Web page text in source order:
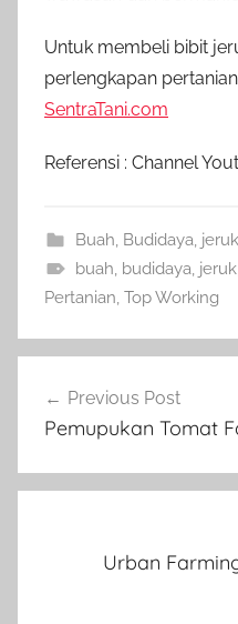
Untuk membeli bibit
perlengkapan
SentraTani.com
Referensi : Channel
Buah, Budidaya, jeruk
buah, budidaya, jeruk
Pertanian, Top Working
pos
Previous Post
Pemupukan Tomat
Urban